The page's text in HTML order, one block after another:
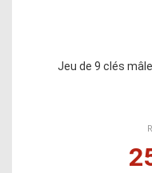
Jeu de 9 clés